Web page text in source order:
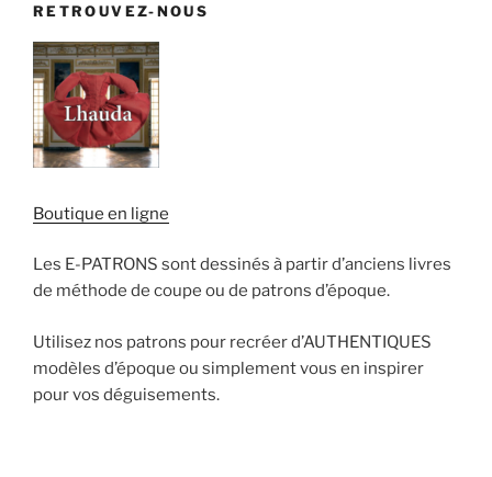
RETROUVEZ-NOUS
Boutique en ligne
Les E-PATRONS sont dessinés à partir d’anciens livres
de méthode de coupe ou de patrons d’époque.
Utilisez nos patrons pour recréer d’AUTHENTIQUES
modèles d’époque ou simplement vous en inspirer
pour vos déguisements.